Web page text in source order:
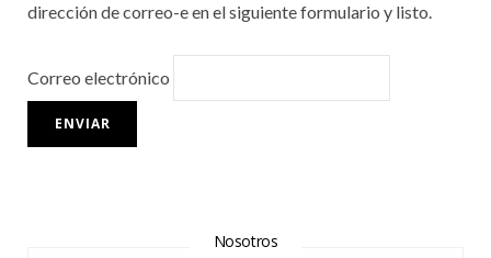
dirección de correo-e en el siguiente formulario y listo.
Correo electrónico
Nosotros